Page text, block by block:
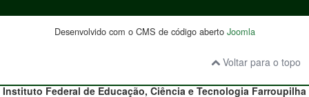
Desenvolvido com o CMS de código aberto Joomla
Voltar para o topo
Instituto Federal de Educação, Ciência e TecnologiaFarroupilha